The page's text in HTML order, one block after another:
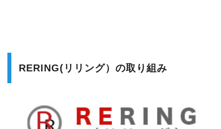
RERING(リリング）の取り組み